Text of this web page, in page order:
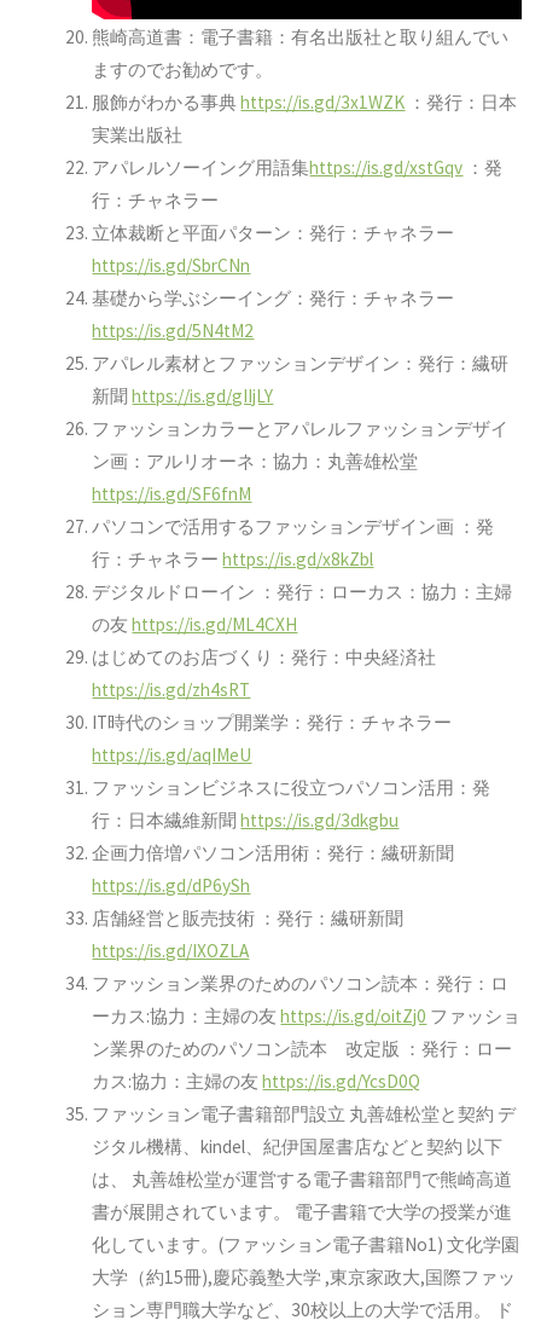
熊崎高道書：電子書籍：有名出版社と取り組んでい
ますのでお勧めです。
服飾がわかる事典https://is.gd/3x1WZK ：発行：日本
実業出版社
アパレルソーイング用語集https://is.gd/xstGqv ：発
行：チャネラー
立体裁断と平面パターン：発行：チャネラー
https://is.gd/SbrCNn
基礎から学ぶシーイング：発行：チャネラー
https://is.gd/5N4tM2
アパレル素材とファッションデザイン：発行：繊研
新聞https://is.gd/gIIjLY
ファッションカラーとアパレルファッションデザイ
ン画：アルリオーネ：協力：丸善雄松堂
https://is.gd/SF6fnM
パソコンで活用するファッションデザイン画 ：発
行：チャネラーhttps://is.gd/x8kZbl
デジタルドローイン ：発行：ローカス：協力：主婦
の友https://is.gd/ML4CXH
はじめてのお店づくり：発行：中央経済社
https://is.gd/zh4sRT
IT時代のショップ開業学：発行：チャネラー
https://is.gd/aqIMeU
ファッションビジネスに役立つパソコン活用：発
行：日本繊維新聞https://is.gd/3dkgbu
企画力倍増パソコン活用術：発行：繊研新聞
https://is.gd/dP6ySh
店舗経営と販売技術 ：発行：繊研新聞
https://is.gd/IXOZLA
ファッション業界のためのパソコン読本：発行：ロ
ーカス:協力：主婦の友https://is.gd/oitZj0 ファッショ
ン業界のためのパソコン読本 改定版 ：発行：ロー
カス:協力：主婦の友https://is.gd/YcsD0Q
ファッション電子書籍部門設立 丸善雄松堂と契約 デ
ジタル機構、kindel、紀伊国屋書店などと契約 以下
は、 丸善雄松堂が運営する電子書籍部門で熊崎高道
書が展開されています。 電子書籍で大学の授業が進
化しています。(ファッション電子書籍No1)文化学園
大学（約15冊),慶応義塾大学 ,東京家政大,国際ファッ
ション専門職大学など、30校以上の大学で活用。
ド